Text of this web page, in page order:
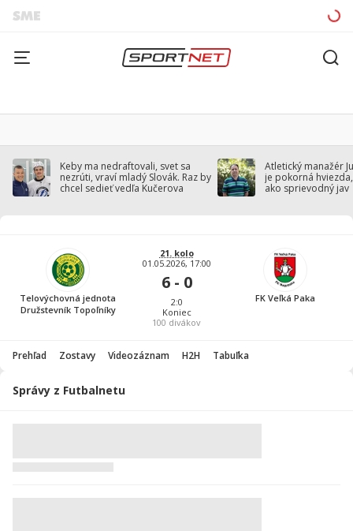
Keby ma nedraftovali, svet sa
nezrúti, vraví mladý Slovák. Raz by
chcel sedieť vedľa Kučerova
Atletický manažér
je pokorná
ako sprievodný jav
Telovýchovná jednota
Družstevník Topoľníky
21. kolo
01.05.2026, 17:00
6 - 0
2:0
Koniec
100 divákov
FK Veľká Paka
Prehľad Zostavy Videozáznam H2H Tabuľka
Správy z Futbalnetu